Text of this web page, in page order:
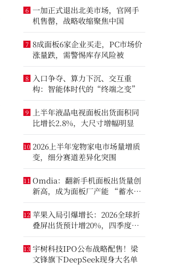
6 一加正式退出北美市场，官网手
机售罄，战略收缩聚焦中国
7 8成面板6家企业买走，PC市场价
涨量跌，需警惕库存风险被
8
入口争夺、算力下沉、交互重
构：智能体时代的“终端之变”
9
上半年液晶电视面板出货面积同
比增长2.8%，大尺寸增幅明显
10 2026上半年宠物家电市场量增质
变，细分赛道差异化突围
11 Omdia：翻新手机面板出货量创
新高，成为面板厂产能 “蓄水
池”
12 苹果入局引爆增长：2026全球折
叠屏出货预计增20%，四季度成
全年销量关键窗口
13 宇树科技IPO公布战略配售！梁
文锋旗下DeepSeek现身大名单